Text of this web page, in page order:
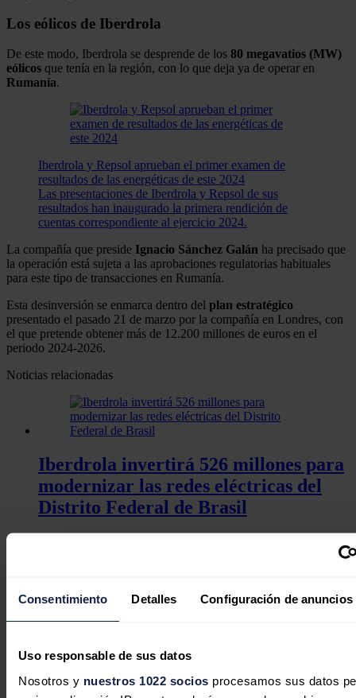
Consentimiento Detalles Configuración de anuncios
Uso responsable de sus datos
Nosotros y nuestros 1022 socios procesamos sus datos
Los eólicos de Iberdrola
De este modo, Iberdrola se desprende de los 80 megavatios (MW)
eólicos que tenía en la región, con lo que deja ya de operar en
Rumanía.
Iberdrola y Repsol aprueban el primer examen de
resultados de las energéticas de este 2024
Las presentaciones de Iberdrola y Repsol de sus
resultados han inaugurado la primera rendición de
cuentas correspondiente al ejercicio 2024.
La compañía que preside Ignacio Sánchez Galán ha precisado que
la operación está sujeta a las aprobaciones regulatorias habituales
para este tipo de transacciones en Rumanía.
Esta desinversión se enmarca dentro del plan estratégico
presentado el pasado 21 de marzo por la compañía en Londres, con
el que pretende obtener más de 12.200 millones de euros en el
periodo 2024-2026.
Noticias relacionadas
Iberdrola invertirá 526 millones para
modernizar las redes eléctricas del
Distrito Federal de Brasil
financiación por hasta 230 millones
para acelerar su plan de movilidad